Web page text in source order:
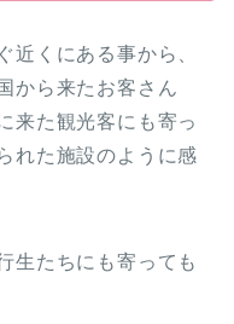
近くにある事から、
から来たお客さん
来た観光客にも寄っ
れた施設のように感
生たちにも寄っても